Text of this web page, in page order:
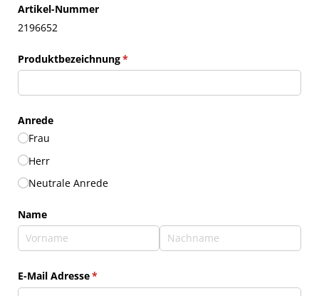
Artikel-Nummer
2196652
Produktbezeichnung*
(erforderlich)
Anrede
Frau
Herr
Neutrale Anrede
Name
E-Mail Adresse*
(erforderlich)